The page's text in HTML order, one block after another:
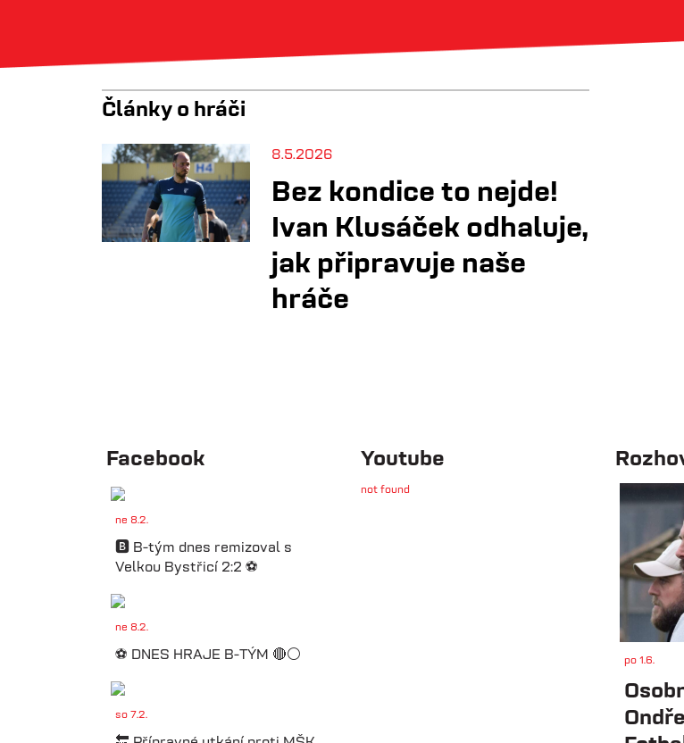
Články o hráči
8.5.2026
Bez kondice to nejde!
Ivan Klusáček odhaluje,
jak připravuje naše
hráče
Facebook
ne 8.2.
🅱️ B-tým dnes remizoval s
Velkou Bystřicí 2:2 ⚽️
ne 8.2.
⚽️ DNES HRAJE B-TÝM 🔴⚪️
so 7.2.
Youtube
not found
po 1.6.